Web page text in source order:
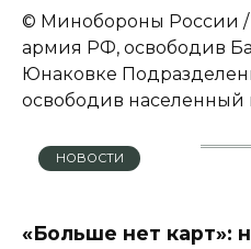
© Минобороны России /
армия РФ, освободив
Юнаковке
освободив населенный
НОВОСТИ
«Больше нет карт»: